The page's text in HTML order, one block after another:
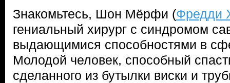
Знакомьтесь, Шон Мёрфи (Фредди
гениальный хирург с синдромом
выдающимися способностями в
Молодой человек, способный
сделанного из бутылки виски и